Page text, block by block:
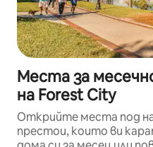
Места за
на Forest City
Открийте места под
престои, които ви